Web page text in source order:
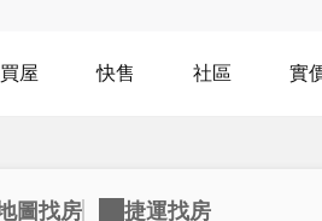
買屋 快售 社區 實